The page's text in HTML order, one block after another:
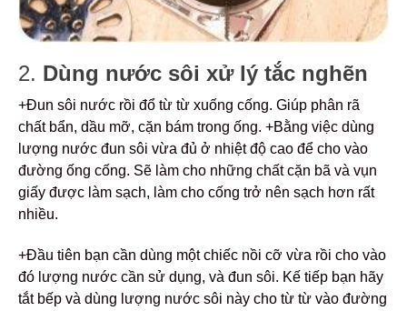
2. Dùng nước sôi xử lý tắc nghẽn
+Đun sôi nước rồi đổ từ từ xuống cống. Giúp phân rã
chất bẩn, dầu mỡ, cặn bám trong ống. +Bằng việc dùng
lượng nước đun sôi vừa đủ ở nhiệt độ cao để cho vào
đường ống cống. Sẽ làm cho những chất cặn bã và vụn
giấy được làm sạch, làm cho cống trở nên sạch hơn rất
nhiều.
+Đầu tiên bạn cần dùng một chiếc nồi cỡ vừa rồi cho vào
đó lượng nước cần sử dụng, và đun sôi. Kế tiếp bạn hãy
tắt bếp và dùng lượng nước sôi này cho từ từ vào đường